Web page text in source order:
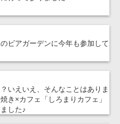
ビアガーデンに今年も参加して
いえいえ、そんなことはありま
き×カフェ「しろまりカフェ」
した♪